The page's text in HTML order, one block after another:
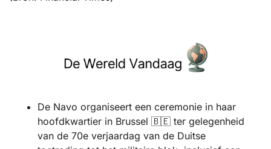
De Navo organiseert een ceremonie in haar
hoofdkwartier in Brussel 🇧🇪 ter gelegenheid
van de 70e verjaardag van de Duitse